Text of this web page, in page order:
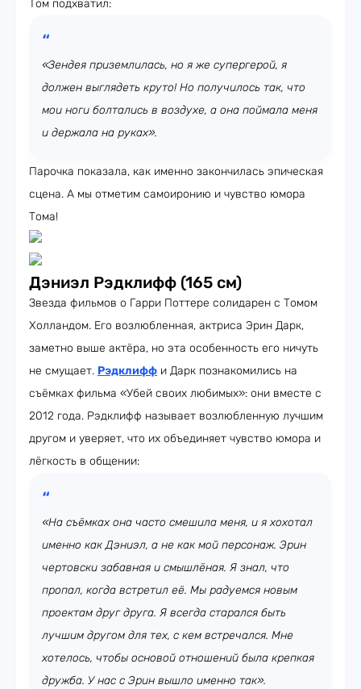
Том подхватил:
«Зендея приземлилась, но я же супергерой, я
должен выглядеть круто! Но получилось так, что
мои ноги болтались в воздухе, а она поймала меня
и держала на руках».
Парочка показала, как именно закончилась эпическая
сцена. А мы отметим самоиронию и чувство юмора
Тома!
Дэниэл Рэдклифф (165 см)
Звезда фильмов о Гарри Поттере солидарен с Томом
Холландом. Его возлюбленная, актриса Эрин Дарк,
заметно выше актёра, но эта особенность его ничуть
не смущает. Рэдклифф и Дарк познакомились на
съёмках фильма «Убей своих любимых»: они вместе с
2012 года. Рэдклифф называет возлюбленную лучшим
другом и уверяет, что их объединяет чувство юмора и
лёгкость в общении:
«На съёмках она часто смешила меня, и я хохотал
именно как Дэниэл, а не как мой персонаж. Эрин
чертовски забавная и смышлёная. Я знал, что
пропал, когда встретил её. Мы радуемся новым
проектам друг друга. Я всегда старался быть
лучшим другом для тех, с кем встречался. Мне
хотелось, чтобы основой отношений была крепкая
дружба. У нас с Эрин вышло именно так».